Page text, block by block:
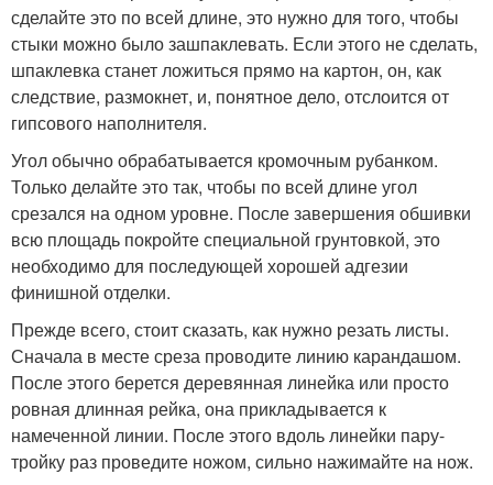
сделайте это по всей длине, это нужно для того, чтобы
стыки можно было зашпаклевать. Если этого не сделать,
шпаклевка станет ложиться прямо на картон, он, как
следствие, размокнет, и, понятное дело, отслоится от
гипсового наполнителя.
Угол обычно обрабатывается кромочным рубанком.
Только делайте это так, чтобы по всей длине угол
срезался на одном уровне. После завершения обшивки
всю площадь покройте специальной грунтовкой, это
необходимо для последующей хорошей адгезии
финишной отделки.
Прежде всего, стоит сказать, как нужно резать листы.
Сначала в месте среза проводите линию карандашом.
После этого берется деревянная линейка или просто
ровная длинная рейка, она прикладывается к
намеченной линии. После этого вдоль линейки пару-
тройку раз проведите ножом, сильно нажимайте на нож.